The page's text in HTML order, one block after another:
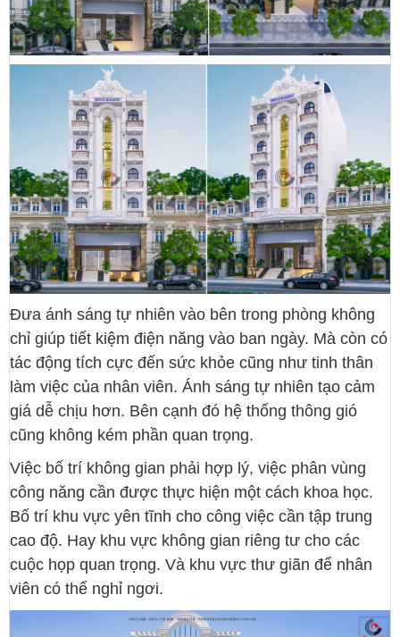
Đưa ánh sáng tự nhiên vào bên trong phòng không
chỉ giúp tiết kiệm điện năng vào ban ngày. Mà còn có
tác động tích cực đến sức khỏe cũng như tinh thân
làm việc của nhân viên. Ánh sáng tự nhiên tạo cảm
giá dễ chịu hơn. Bên cạnh đó hệ thống thông gió
cũng không kém phần quan trọng.
Việc bố trí không gian phải hợp lý, việc phân vùng
công năng cần được thực hiện một cách khoa học.
Bố trí khu vực yên tĩnh cho công việc cần tập trung
cao độ. Hay khu vực không gian riêng tư cho các
cuộc họp quan trọng. Và khu vực thư giãn để nhân
viên có thể nghỉ ngơi.